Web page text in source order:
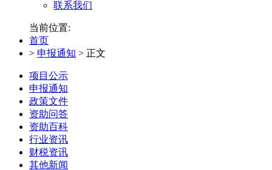
联系我们
当前位置:
首页
> 申报通知 > 正文
项目公示
申报通知
政策文件
资助问答
资助百科
行业资讯
财税资讯
其他新闻